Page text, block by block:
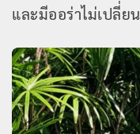
และมีออร่าไม่เปลี่ยน